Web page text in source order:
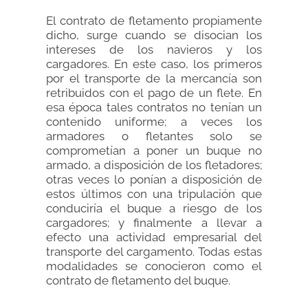
El contrato de fletamento propiamente
dicho, surge cuando se disocian los
intereses de los navieros y los
cargadores. En este caso, los primeros
por el transporte de la mercancía son
retribuidos con el pago de un flete. En
esa época tales contratos no tenían un
contenido uniforme; a veces los
armadores o fletantes solo se
comprometían a poner un buque no
armado, a disposición de los fletadores;
otras veces lo ponían a disposición de
estos últimos con una tripulación que
conduciría el buque a riesgo de los
cargadores; y finalmente a llevar a
efecto una actividad empresarial del
transporte del cargamento. Todas estas
modalidades se conocieron como el
contrato de fletamento del buque.